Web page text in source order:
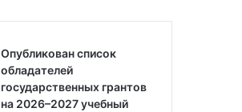
Опубликован список
обладателей
государственных грантов
на 2026–2027 учебный